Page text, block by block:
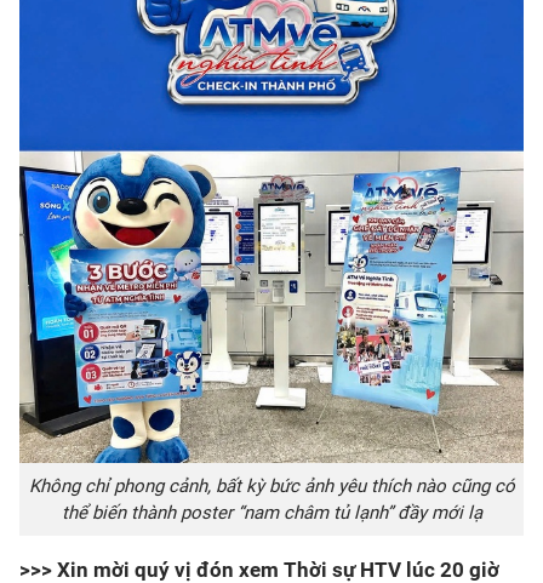
Không chỉ phong cảnh, bất kỳ bức ảnh yêu thích nào cũng có
thể biến thành poster “nam châm tủ lạnh” đầy mới lạ
>>> Xin mời quý vị đón xem Thời sự HTV lúc 20 giờ